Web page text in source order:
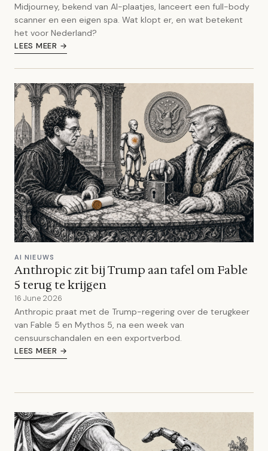
Midjourney, bekend van AI-plaatjes, lanceert een full-body
scanner en een eigen spa. Wat klopt er, en wat betekent
het voor Nederland?
LEES MEER →
AI NIEUWS
Anthropic zit bij Trump aan tafel om Fable
5 terug te krijgen
16 June 2026
Anthropic praat met de Trump-regering over de terugkeer
van Fable 5 en Mythos 5, na een week van
censuurschandalen en een exportverbod.
LEES MEER →